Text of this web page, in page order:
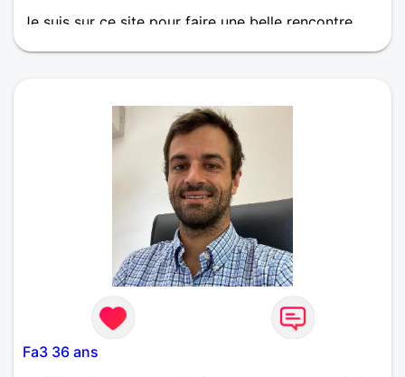
Je suis sur ce site pour faire une belle rencontre,
donc les personnes pas sérieuses passez votre
Fa3 36 ans